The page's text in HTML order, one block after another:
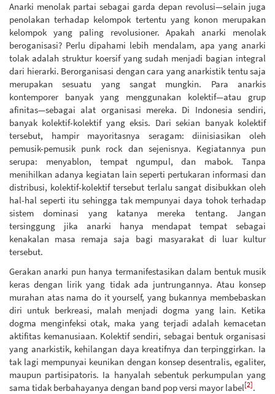
Anarki menolak partai sebagai garda depan revolusi—selain juga
penolakan terhadap kelompok tertentu yang konon merupakan
kelompok yang paling revolusioner. Apakah anarki menolak
beroganisasi? Perlu dipahami lebih mendalam, apa yang anarki
tolak adalah struktur koersif yang sudah menjadi bagian integral
dari hierarki. Berorganisasi dengan cara yang anarkistik tentu saja
merupakan sesuatu yang sangat mungkin. Para anarkis
kontemporer banyak yang menggunakan kolektif—atau grup
afinitas—sebagai alat organisasi mereka. Di Indonesia sendiri,
banyak kolektif-kolektif yang eksis. Dari sekian banyak kolektif
tersebut, hampir mayoritasnya seragam: diinisiasikan oleh
pemusik-pemusik punk rock dan sejenisnya. Kegiatannya pun
serupa: menyablon, tempat ngumpul, dan mabok. Tanpa
menihilkan adanya kegiatan lain seperti pertukaran informasi dan
distribusi, kolektif-kolektif tersebut terlalu sangat disibukkan oleh
hal-hal seperti itu sehingga tak mempunyai daya tohok terhadap
sistem dominasi yang katanya mereka tentang. Jangan
tersinggung jika anarki hanya mendapat tempat sebagai
kenakalan masa remaja saja bagi masyarakat di luar kultur
tersebut.
Gerakan anarki pun hanya termanifestasikan dalam bentuk musik
keras dengan lirik yang tidak ada juntrungannya. Atau konsep
murahan atas nama do it yourself, yang bukannya membebaskan
diri untuk berkreasi, malah menjadi dogma yang lain. Ketika
dogma menginfeksi otak, maka yang terjadi adalah kemacetan
aktifitas kemanusiaan. Kolektif sendiri, sebagai bentuk organisasi
yang anarkistik, kehilangan daya kreatifnya dan terpinggirkan. Ia
tak lagi mempunyai keunikan dengan konsep desentralis, egaliter,
maupun partisipatoris. Ia hanyalah sebentuk perkumpulan yang
sama tidak berbahayanya dengan band pop versi mayor label[2].